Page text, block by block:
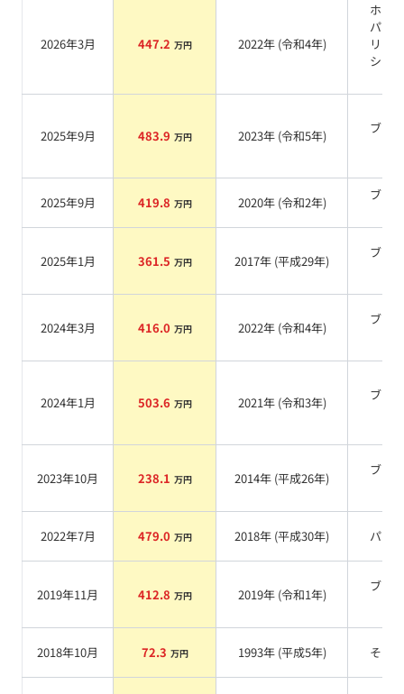
2026年3月 447.2 万円 2022年 (令和4年)
ホワ
パー
リス
シャ
2025年9月 483.9 万円 2023年 (令和5年)
ブラ
2025年9月 419.8 万円 2020年 (令和2年)
ブラ
2025年1月 361.5 万円 2017年 (平成29年)
ブラ
2024年3月 416.0 万円 2022年 (令和4年)
ブラ
2024年1月 503.6 万円 2021年 (令和3年)
ブラ
2023年10月 238.1 万円 2014年 (平成26年)
ブラ
2022年7月 479.0 万円 2018年 (平成30年) パール
2019年11月 412.8 万円 2019年 (令和1年)
ブラ
2018年10月 72.3 万円 1993年 (平成5年) その他